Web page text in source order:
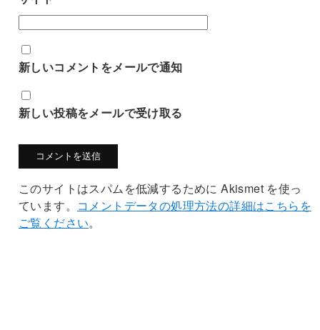
新しいコメントをメールで通知
新しい投稿をメールで受け取る
このサイトはスパムを低減するために Akismet を使っ
ています。 コメントデータの処理方法の詳細はこちらを
ご覧ください。